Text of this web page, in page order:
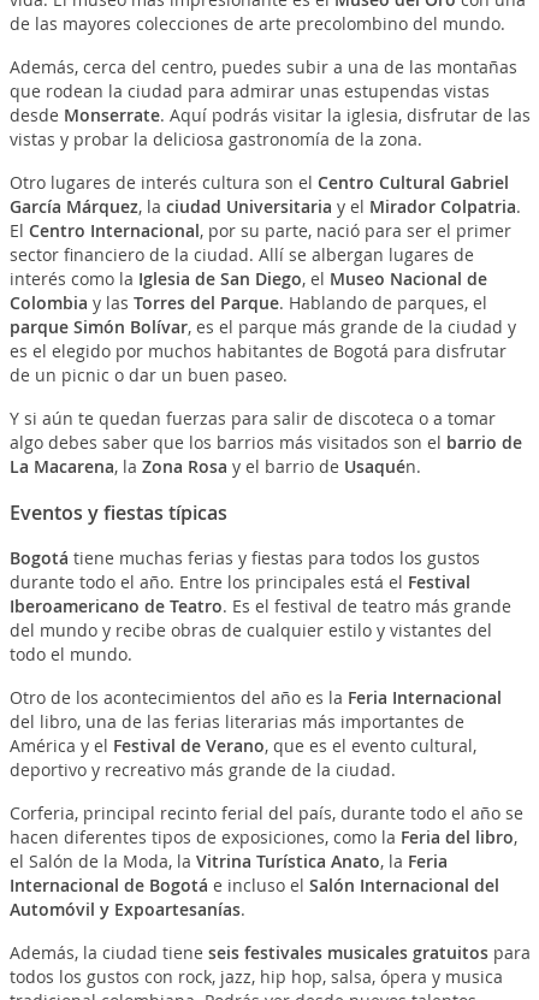
de las mayores colecciones de arte precolombino del mundo.
Además, cerca del centro, puedes subir a una de las montañas
que rodean la ciudad para admirar unas estupendas vistas
desde Monserrate. Aquí podrás visitar la iglesia, disfrutar de las
vistas y probar la deliciosa gastronomía de la zona.
Otro lugares de interés cultura son el Centro Cultural Gabriel
García Márquez, la ciudad Universitaria y el Mirador Colpatria.
El Centro Internacional, por su parte, nació para ser el primer
sector financiero de la ciudad. Allí se albergan lugares de
interés como la Iglesia de San Diego, el Museo Nacional de
Colombia y las Torres del Parque. Hablando de parques, el
parque Simón Bolívar, es el parque más grande de la ciudad y
es el elegido por muchos habitantes de Bogotá para disfrutar
de un picnic o dar un buen paseo.
Y si aún te quedan fuerzas para salir de discoteca o a tomar
algo debes saber que los barrios más visitados son el barrio de
La Macarena, la Zona Rosa y el barrio de Usaquén.
Eventos y fiestas típicas
Bogotá tiene muchas ferias y fiestas para todos los gustos
durante todo el año. Entre los principales está el Festival
Iberoamericano de Teatro. Es el festival de teatro más grande
del mundo y recibe obras de cualquier estilo y vistantes del
todo el mundo.
Otro de los acontecimientos del año es la Feria Internacional
del libro, una de las ferias literarias más importantes de
América y el Festival de Verano, que es el evento cultural,
deportivo y recreativo más grande de la ciudad.
Corferia, principal recinto ferial del país, durante todo el año se
hacen diferentes tipos de exposiciones, como la Feria del libro,
el Salón de la Moda, la Vitrina Turística Anato, la Feria
Internacional de Bogotá e incluso el Salón Internacional del
Automóvil y Expoartesanías.
Además, la ciudad tiene seis festivales musicales gratuitospara
todos los gustos con rock, jazz, hip hop, salsa, ópera y musica